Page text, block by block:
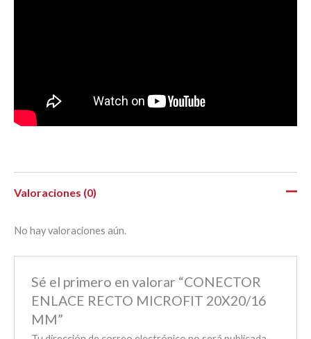
Valoraciones (0)
No hay valoraciones aún.
Sé el primero en valorar “CONECTOR
ENLACE RECTO MICROFIT 20X20/16
MM”